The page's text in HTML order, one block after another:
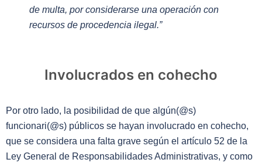
de multa, por considerarse una operación con
recursos de procedencia ilegal.”
Involucrados en cohecho
Por otro lado, la posibilidad de que algún(@s)
funcionari(@s) públicos se hayan involucrado en cohecho,
que se considera una falta grave según el artículo 52 de la
Ley General de Responsabilidades Administrativas, y como